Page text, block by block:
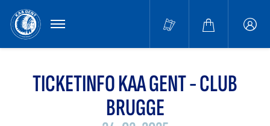
MENU
TICKETINFO KAA GENT - CLUB
BRUGGE